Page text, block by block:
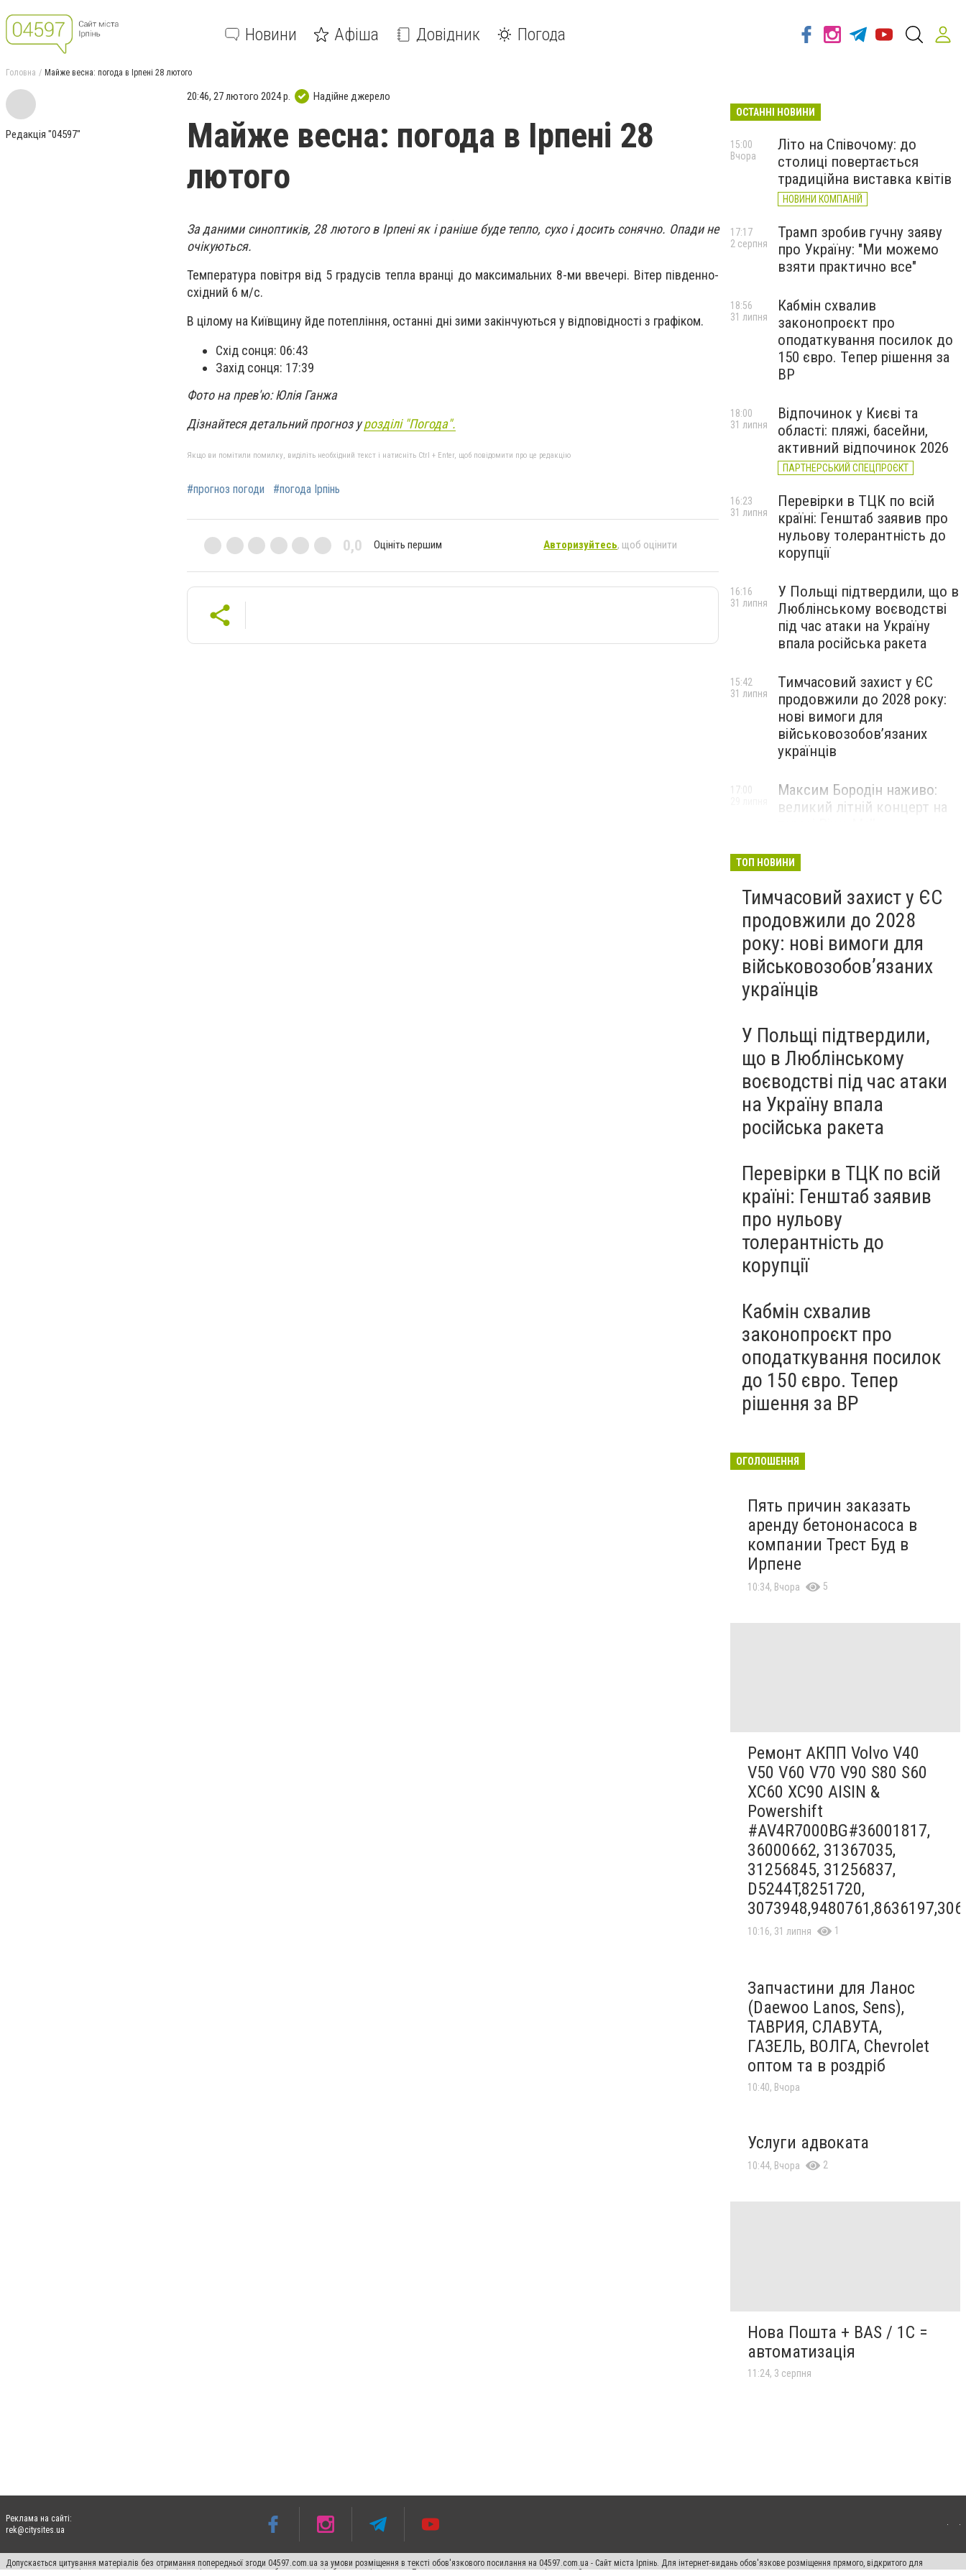
Новини Афіша Довідник Погода
Головна Майже весна: погода в Ірпені 28 лютого
Редакція "04597"
20:46, 27 лютого 2024 р. Надійне джерело
Майже весна: погода в Ірпені 28
лютого
За даними синоптиків, 28 лютого в Ірпені як і раніше буде тепло, сухо і досить сонячно. Опади не
очікуються.
Температура повітря від 5 градусів тепла вранці до максимальних 8-ми ввечері. Вітер південно-
східний 6 м/с.
В цілому на Київщину йде потепління, останні дні зими закінчуються у відповідності з графіком.
Схід сонця: 06:43
Захід сонця: 17:39
Фото на прев'ю:Юлія Ганжа
Дізнайтеся детальний прогноз урозділі "Погода".
Якщо ви помітили помилку, виділіть необхідний текст і натисніть Ctrl + Enter, щоб повідомити про це редакцію
#прогноз погоди #погода Ірпінь
0,0 Оцініть першим Авторизуйтесь, щоб оцінити
ОСТАННІ НОВИНИ
Літо на Співочому: до
столиці повертається
традиційна виставка квітів
НОВИНИ КОМПАНІЙ
15:00
Вчора
Трамп зробив гучну заяву
про Україну: "Ми можемо
взяти практично все"
17:17
2 серпня
Кабмін схвалив
законопроєкт про
оподаткування посилок до
150 євро. Тепер рішення за
ВР
18:56
31 липня
Відпочинок у Києві та
області: пляжі, басейни,
активний відпочинок 2026
ПАРТНЕРСЬКИЙ СПЕЦПРОЄКТ
18:00
31 липня
Перевірки в ТЦК по всій
країні: Генштаб заявив про
нульову толерантність до
корупції
16:23
31 липня
У Польщі підтвердили, що в
Люблінському воєводстві
під час атаки на Україну
впала російська ракета
16:16
31 липня
Тимчасовий захист у ЄС
продовжили до 2028 року:
нові вимоги для
військовозобов’язаних
українців
15:42
31 липня
Максим Бородін наживо:
великий літній концерт на
17:00
ТОП НОВИНИ
Тимчасовий захист у ЄС
продовжили до 2028
року: нові вимоги для
військовозобов’язаних
українців
У Польщі підтвердили,
що в Люблінському
воєводстві під час атаки
на Україну впала
російська ракета
Перевірки в ТЦК по всій
країні: Генштаб заявив
про нульову
толерантність до
корупції
Кабмін схвалив
законопроєкт про
оподаткування посилок
до 150 євро. Тепер
рішення за ВР
ОГОЛОШЕННЯ
Пять причин заказать
аренду бетононасоса в
компании Трест Буд в
Ирпене
10:34, Вчора 5
Ремонт АКПП Volvo V40
V50 V60 V70 V90 S80 S60
XC60 XC90 AISIN &
Powershift
#AV4R7000BG#36001817,
36000662, 31367035,
31256845, 31256837,
D5244T,8251720,
10:16, 31 липня 1
Запчастини для Ланос
(Daewoo Lanos, Sens),
ТАВРИЯ, СЛАВУТА,
ГАЗЕЛЬ, ВОЛГА, Chevrolet
оптом та в роздріб
10:40, Вчора
Услуги адвоката
10:44, Вчора 2
Нова Пошта + BAS / 1C =
автоматизація
11:24, 3 серпня
Реклама на сайті:
rek@citysites.ua
Допускається цитування матеріалів без отримання попередньої згоди 04597.com.ua за умови розміщення в тексті обов'язкового посилання на 04597.com.ua - Сайт міста Ірпінь. Для інтернет-видань обов'язкове розміщення прямого, відкритого для
пошукових систем гіперпосилання на цитовані статті не нижче другого абзацу в тексті або в якості джерела. Порушення виняткових прав переслідується Законом.